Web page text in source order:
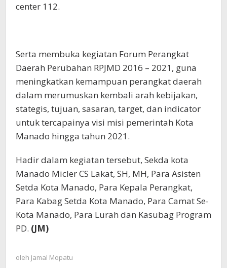
center 112.
Serta membuka kegiatan Forum Perangkat
Daerah Perubahan RPJMD 2016 – 2021, guna
meningkatkan kemampuan perangkat daerah
dalam merumuskan kembali arah kebijakan,
stategis, tujuan, sasaran, target, dan indicator
untuk tercapainya visi misi pemerintah Kota
Manado hingga tahun 2021.
Hadir dalam kegiatan tersebut, Sekda kota
Manado Micler CS Lakat, SH, MH, Para Asisten
Setda Kota Manado, Para Kepala Perangkat,
Para Kabag Setda Kota Manado, Para Camat Se-
Kota Manado, Para Lurah dan Kasubag Program
PD. (JM)
oleh Jamal Mopatu